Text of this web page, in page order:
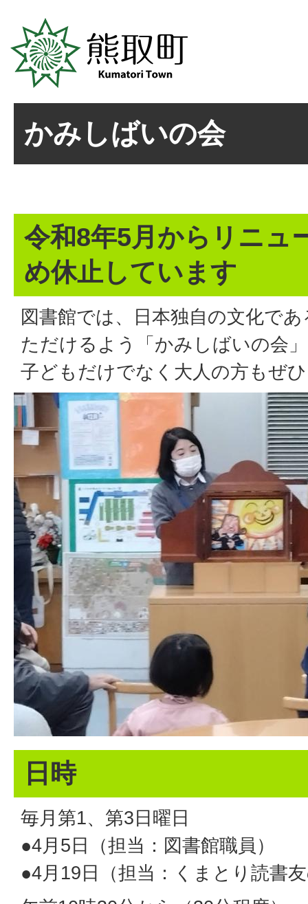
かみしばいの会
令和8年5月からリニュ
め休止しています
図書館では、日本独自の文化で
ただけるよう「かみしばいの会
子どもだけでなく大人の方もぜ
日時
毎月第1、第3日曜日
●4月5日（担当：図書館職員）
●4月19日（担当：くまとり読書